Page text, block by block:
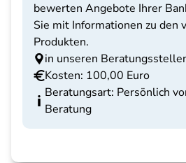
bewerten Angebote Ihrer
Sie mit Informationen zu den
Produkten.
in unseren
Kosten: 100,00 Euro
Beratungsart: Persönlich
Beratung